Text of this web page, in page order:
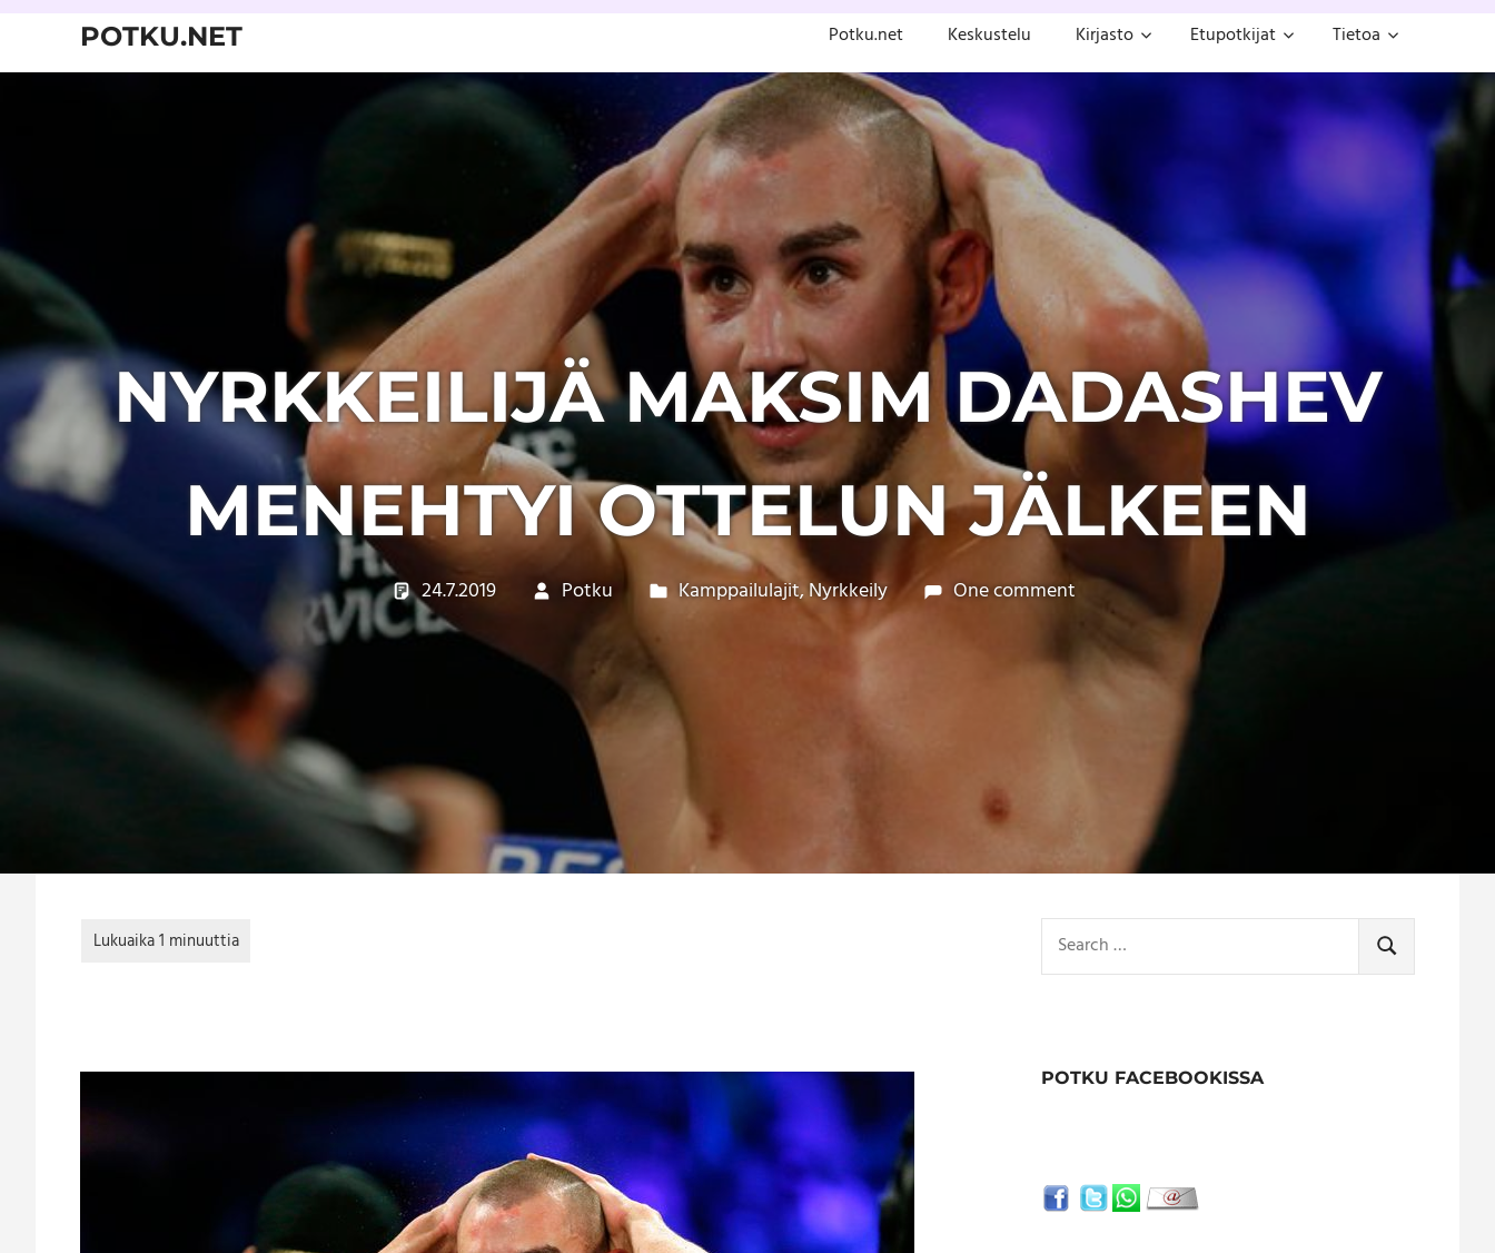
content
POTKU.NET
kamppailulajien
Potku.net Keskustelu Kirjasto Etupotkijat Tietoa
NYRKKEILIJÄ MAKSIM DADASHEV
MENEHTYI OTTELUN JÄLKEEN
24.7.2019 Potku Kamppailulajit,Nyrkkeily One comment
for:
SEARCH
POTKU FACEBOOKISSA